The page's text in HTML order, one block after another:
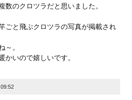
数のクロツラだと思いました。
ごと飛ぶクロツラの写真が掲載され
～。
かいので嬉しいです。